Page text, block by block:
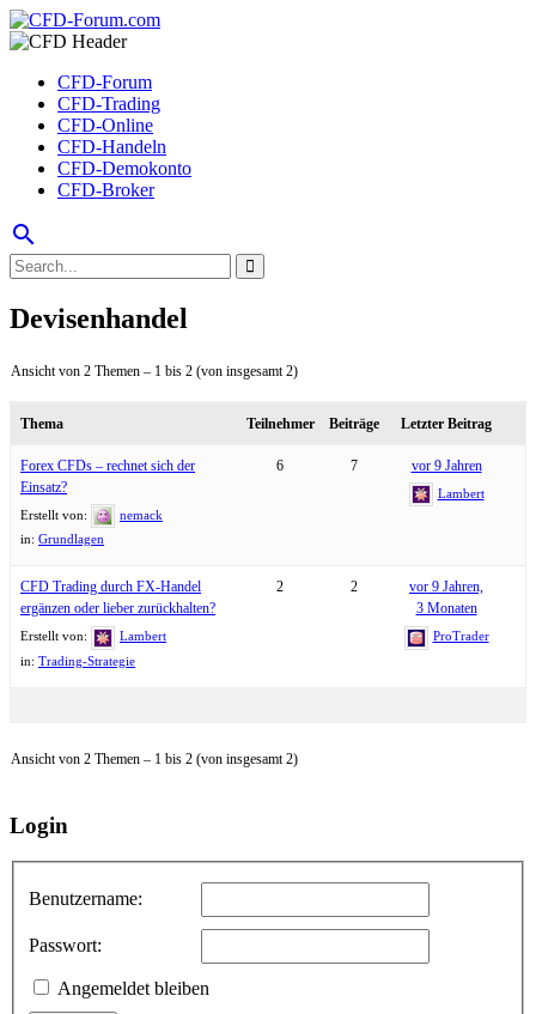
CFD-Forum
CFD-Trading
CFD-Online
CFD-Handeln
CFD-Demokonto
CFD-Broker
search
Devisenhandel
Ansicht von 2 Themen – 1 bis 2 (von insgesamt 2)
Thema Teilnehmer Beiträge Letzter Beitrag
Forex CFDs – rechnet sich der
Einsatz?
Erstellt von:
nemack
in: Grundlagen
6 7 vor 9 Jahren
Lambert
CFD Trading durch FX-Handel
ergänzen oder lieber zurückhalten?
Erstellt von:
Lambert
in: Trading-Strategie
2 2
vor 9 Jahren,
3 Monaten
ProTrader
Ansicht von 2 Themen – 1 bis 2 (von insgesamt 2)
Login
Benutzername:
Passwort:
Angemeldet bleiben